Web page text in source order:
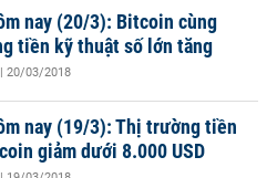
nay (20/3): Bitcoin cùng
tiền kỹ thuật số lớn tăng
20/03/2018
nay (19/3): Thị trường tiền
giảm dưới 8.000 USD